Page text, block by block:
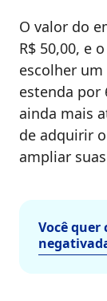
O valor do
R$ 50,00, e
escolher
estenda por
ainda mais
de adquirir
ampliar
Você